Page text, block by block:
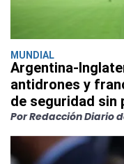
MUNDIAL
Argentina-
antidrones y
de seguridad sin
Por Redacción Diario